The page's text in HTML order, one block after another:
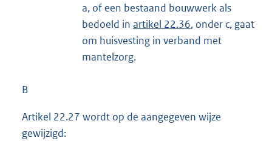
a, of een bestaand bouwwerk als
bedoeld in artikel 22.36, onder c, gaat
om huisvesting in verband met
mantelzorg.
B
Artikel 22.27 wordt op de aangegeven wijze
gewijzigd: